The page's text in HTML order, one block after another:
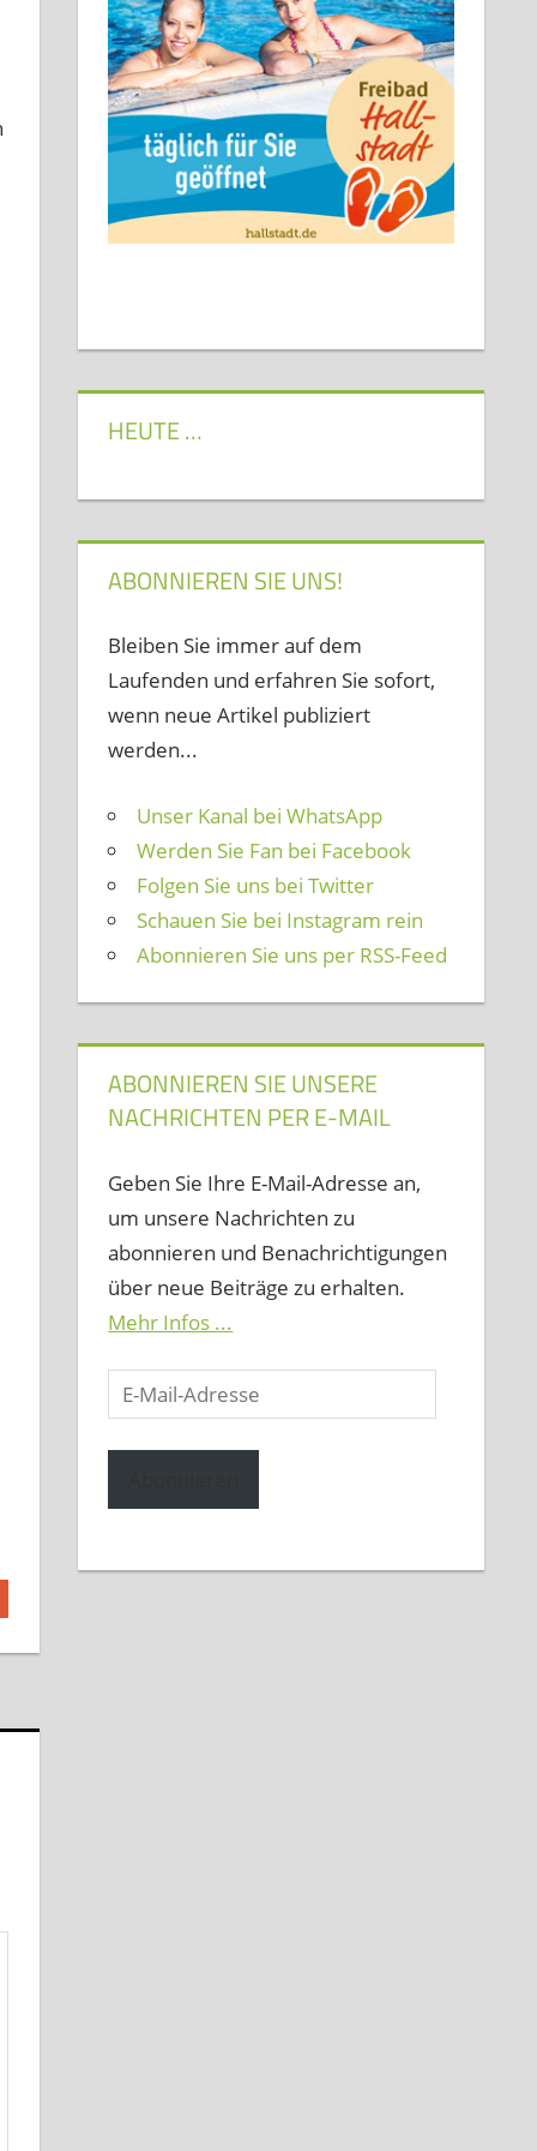
HEUTE …
ABONNIEREN SIE UNS!
Bleiben Sie immer auf dem
Laufenden und erfahren Sie sofort,
wenn neue Artikel publiziert
werden...
Unser Kanal bei WhatsApp
Werden Sie Fan bei Facebook
Folgen Sie uns bei Twitter
Schauen Sie bei Instagram rein
Abonnieren Sie uns per RSS-Feed
ABONNIEREN SIE UNSERE
NACHRICHTEN PER E-MAIL
Geben Sie Ihre E-Mail-Adresse an,
um unsere Nachrichten zu
abonnieren und Benachrichtigungen
über neue Beiträge zu erhalten.
Mehr Infos ...
E-
Mail-
Adresse